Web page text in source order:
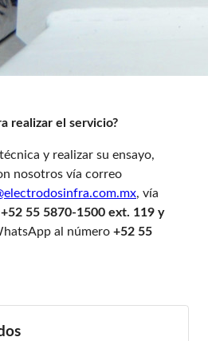
realizar el servicio?
y realizar su ensayo,
nosotros vía correo
, vía
+52 55 5870-1500 ext. 119 y
al número +52 55